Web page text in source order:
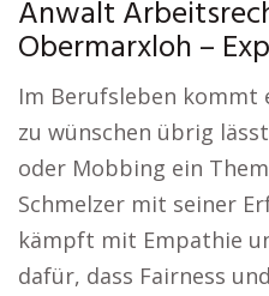
Anwalt
Obermarxloh –
Im Berufsleben kommt
zu wünschen übrig
oder Mobbing ein
Schmelzer mit seiner
kämpft mit Empathie
dafür, dass Fairness